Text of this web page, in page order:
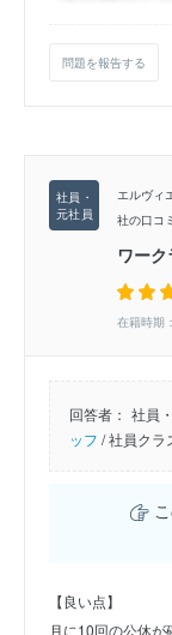
問題を報告する
エルヴィ
社の口コ
ワー
在籍時期
回答者： 社員
ッフ /社員クラ
こ
【良い点】
月に10回の公休が